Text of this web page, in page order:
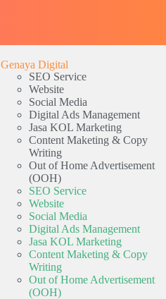
Genaya Digital
SEO Service
Website
Social Media
Digital Ads Management
Jasa KOL Marketing
Content Maketing & Copy
Writing
Out of Home Advertisement
(OOH)
SEO Service
Website
Social Media
Digital Ads Management
Jasa KOL Marketing
Content Maketing & Copy
Writing
Out of Home Advertisement
(OOH)